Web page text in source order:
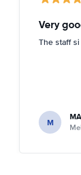
Very
The staff
M